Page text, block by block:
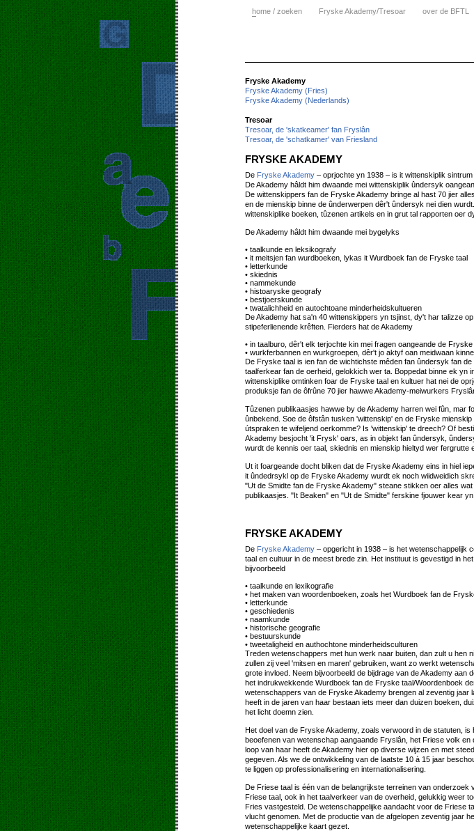
home / zoeken Fryske Akademy/Tresoar over de BFTL
Fryske Akademy
Fryske Akademy (Fries)
Fryske Akademy (Nederlands)
Tresoar
Tresoar, de 'skatkeamer' fan Fryslân
Tresoar, de 'schatkamer' van Friesland
FRYSKE AKADEMY
De Fryske Akademy – oprjochte yn 1938 – is it wittenskiplik sintrum
De Akademy hâldt him dwaande mei wittenskiplik ûndersyk
De wittenskippers fan de Fryske Akademy bringe al hast 70 jier
en de mienskip binne de ûnderwerpen dêr't ûndersyk nei dien
wittenskiplike boeken, tûzenen artikels en in grut tal rapporten oer
De Akademy hâldt him dwaande mei bygelyks
• taalkunde en leksikografy
• it meitsjen fan wurdboeken, lykas it Wurdboek fan de Fryske taal
• letterkunde
• skiednis
• nammekunde
• histoaryske geografy
• bestjoerskunde
• twatalichheid en autochtoane minderheidskultueren
De Akademy hat sa'n 40 wittenskippers yn tsjinst, dy't har talizze
stipeferlienende krêften. Fierders hat de Akademy
• in taalburo, dêr't elk terjochte kin mei fragen oangeande de Fryske
• wurkferbannen en wurkgroepen, dêr't jo aktyf oan meidwaan kinne
De Fryske taal is ien fan de wichtichste mêden fan ûndersyk fan
taalferkear fan de oerheid, gelokkich wer ta. Boppedat binne ek
wittenskiplike omtinken foar de Fryske taal en kultuer hat nei de
produksje fan de ôfrûne 70 jier hawwe Akademy-meiwurkers
Tûzenen publikaasjes hawwe by de Akademy harren wei fûn, mar
ûnbekend. Soe de ôfstân tusken 'wittenskip' en de Fryske
útspraken te wifeljend oerkomme? Is 'wittenskip' te dreech? Of
Akademy besjocht 'it Frysk' oars, as in objekt fan ûndersyk,
wurdt de kennis oer taal, skiednis en mienskip hieltyd wer fergrutte
Ut it foargeande docht bliken dat de Fryske Akademy eins in hiel
it ûndedrsykl op de Fryske Akademy wurdt ek noch wiidweidich
"Ut de Smidte fan de Fryske Akademy" steane stikken oer alles
publikaasjes. "It Beaken" en "Ut de Smidte" ferskine fjouwer kear yn
FRYSKE AKADEMY
De Fryske Akademy – opgericht in 1938 – is het wetenschappelijk
taal en cultuur in de meest brede zin. Het instituut is gevestigd in
bijvoorbeeld
• taalkunde en lexikografie
• het maken van woordenboeken, zoals het Wurdboek fan de
• letterkunde
• geschiedenis
• naamkunde
• historische geografie
• bestuurskunde
• tweetaligheid en authochtone minderheidsculturen
Treden wetenschappers met hun werk naar buiten, dan zult u hen
zullen zij veel 'mitsen en maren' gebruiken, want zo werkt
grote invloed. Neem bijvoorbeeld de bijdrage van de Akademy
het indrukwekkende Wurdboek fan de Fryske taal/Woordenboek
wetenschappers van de Fryske Akademy brengen al zeventig
heeft in de jaren van haar bestaan iets meer dan duizen boeken,
het licht doemn zien.
Het doel van de Fryske Akademy, zoals verwoord in de statuten,
beoefenen van wetenschap aangaande Fryslân, het Friese volk
loop van haar heeft de Akademy hier op diverse wijzen en met
gegeven. Als we de ontwikkeling van de laatste 10 à 15 jaar
te liggen op professionalisering en internationalisering.
De Friese taal is één van de belangrijkste terreinen van
Friese taal, ook in het taalverkeer van de overheid, gelukkig weer
Fries vastgesteld. De wetenschappelijke aandacht voor de Friese
vlucht genomen. Met de productie van de afgelopen zeventig jaar
wetenschappelijke kaart gezet.